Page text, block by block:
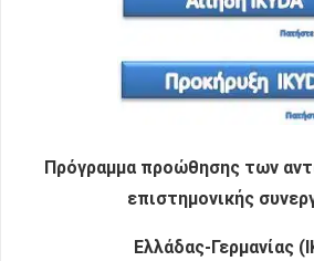
Πρόγραμμα προώθησης των
επιστημονικής
Ελλάδας-Γερμανίας